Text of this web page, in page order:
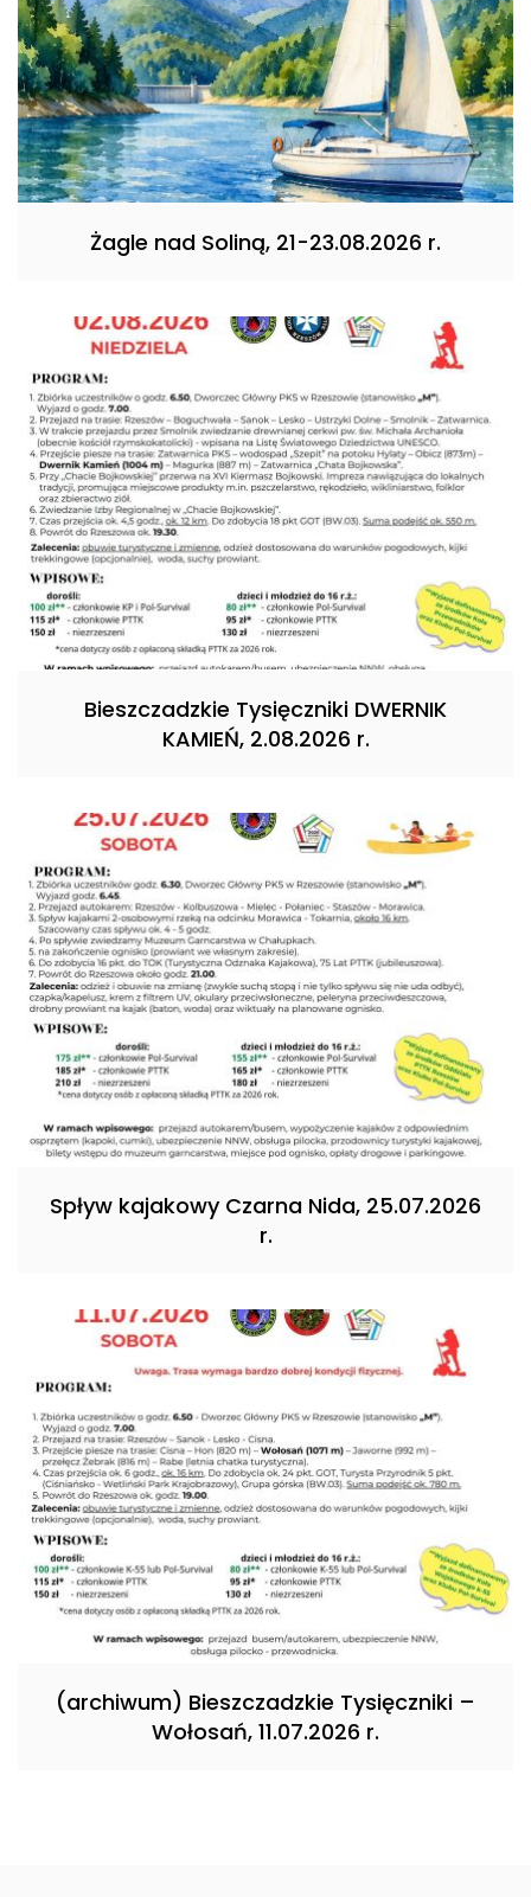
Żagle nad Soliną, 21-23.08.2026 r.
Bieszczadzkie Tysięczniki DWERNIK
KAMIEŃ, 2.08.2026 r.
Spływ kajakowy Czarna Nida, 25.07.2026
r.
(archiwum) Bieszczadzkie Tysięczniki –
Wołosań, 11.07.2026 r.